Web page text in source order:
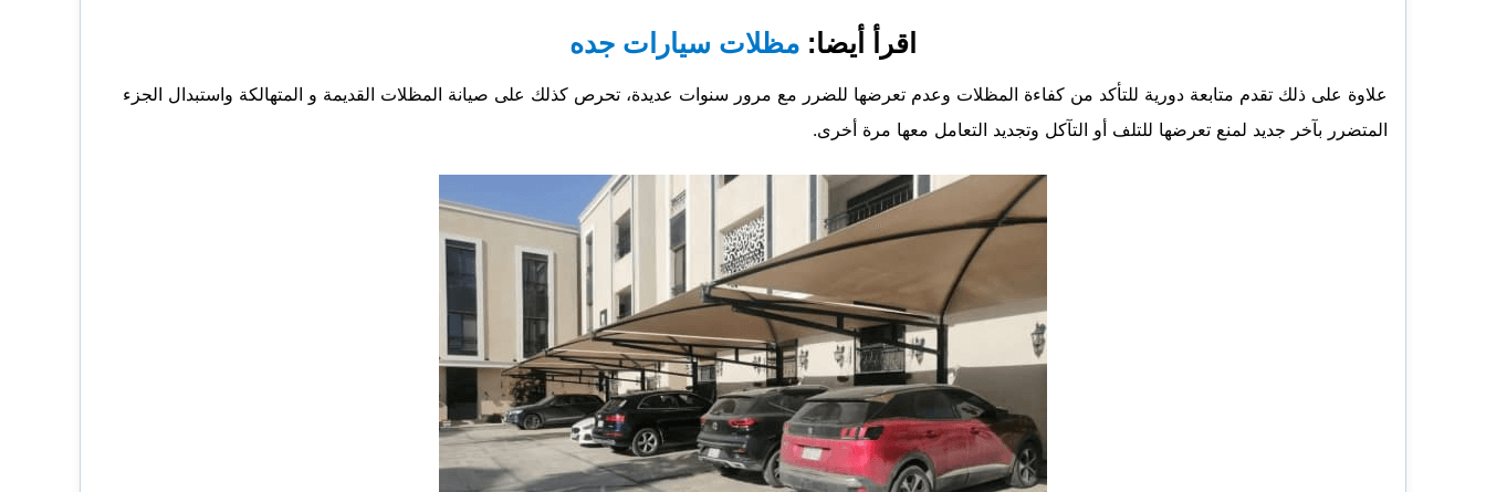
اقرأ أيضا: مظلات سيارات جده
علاوة على ذلك تقدم متابعة دورية للتأكد من كفاءة المظلات وعدم تعرضها للضرر مع مرور سنوات عديدة، تحرص كذلك على صيانة المظلات القديمة و المتهالكة واستبدال الجزء
المتضرر بآخر جديد لمنع تعرضها للتلف أو التآكل وتجديد التعامل معها مرة أخرى.